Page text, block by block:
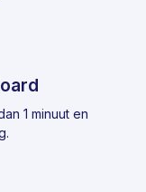
1 minuut en